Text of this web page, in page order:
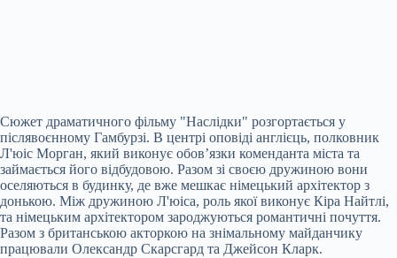
Сюжет драматичного фільму "Наслідки" розгортається у
післявоєнному Гамбурзі. В центрі оповіді англієць, полковник
Л'юіс Морган, який виконує обов’язки коменданта міста та
займається його відбудовою. Разом зі своєю дружиною вони
оселяються в будинку, де вже мешкає німецький архітектор з
донькою. Між дружиною Л'юіса, роль якої виконує Кіра Найтлі,
та німецьким архітектором зароджуються романтичні почуття.
Разом з британською акторкою на знімальному майданчику
працювали Олександр Скарсгард та Джейсон Кларк.